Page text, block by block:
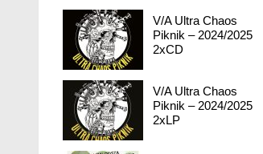
V/A Ultra Chaos
Piknik – 2024/2025
2xCD
V/A Ultra Chaos
Piknik – 2024/2025
2xLP